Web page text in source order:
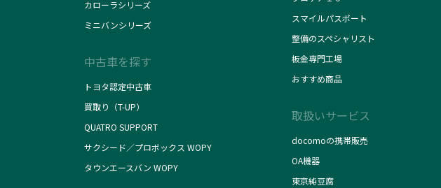
カローラシリーズ
ミニバンシリーズ
中古車を探す
トヨタ認定中古車
買取り（T-UP）
QUATRO SUPPORT
サクシード／プロボックス WOPY
タウンエースバン WOPY
スマイルパスポート
整備のスペシャリスト
板金専門工場
おすすめ商品
取扱いサービス
docomoの携帯販売
OA機器
東京純豆腐